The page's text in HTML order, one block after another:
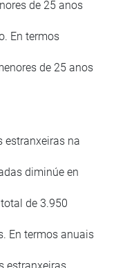
de 25 anos
En termos
de 25 anos
estranxeiras na
diminúe en
de 3.950
En termos anuais